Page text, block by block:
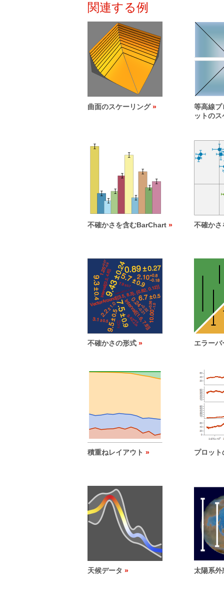
関連する例
曲面のスケーリング
等高線プ
ットの
不確かさを含むBarChart 不確か
不確かさの形式 エラー
積重ねレイアウト プロッ
天候データ 太陽系外